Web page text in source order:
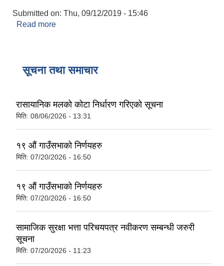
Submitted on: Thu, 09/12/2019 - 15:46
Read more
सूचना तथा समाचार
रासायानिक मलको कोटा निर्धारण गरिएको सूचना
मिति: 08/06/2026 - 13:31
१९ औं गाउँसभाको निर्णयहरु
मिति: 07/20/2026 - 16:50
१९ औं गाउँसभाको निर्णयहरु
मिति: 07/20/2026 - 16:50
सामाजिक सुरक्षा भत्ता परिचयपत्र नवीकरण सम्बन्धी जरुरी
सूचना
मिति: 07/20/2026 - 11:23